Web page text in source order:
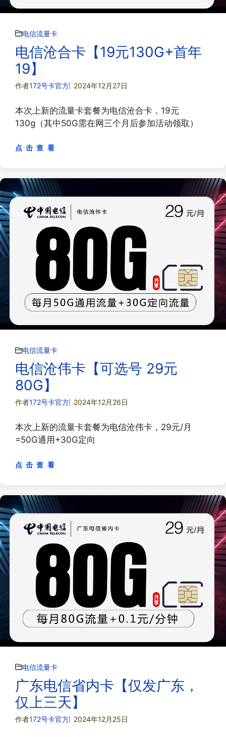
电信流量卡
电信沧合卡【19元130G+首年
19】
作者172号卡官方 2024年12月27日
本次上新的流量卡套餐为电信沧合卡，19元
130g（其中50G需在网三个月后参加活动领取）
点 击 查 看
电信流量卡
电信沧伟卡【可选号 29元
80G】
作者172号卡官方 2024年12月26日
本次上新的流量卡套餐为电信沧伟卡，29元/月
=50G通用+30G定向
点 击 查 看
电信流量卡
广东电信省内卡【仅发广东，
仅上三天】
作者172号卡官方 2024年12月25日